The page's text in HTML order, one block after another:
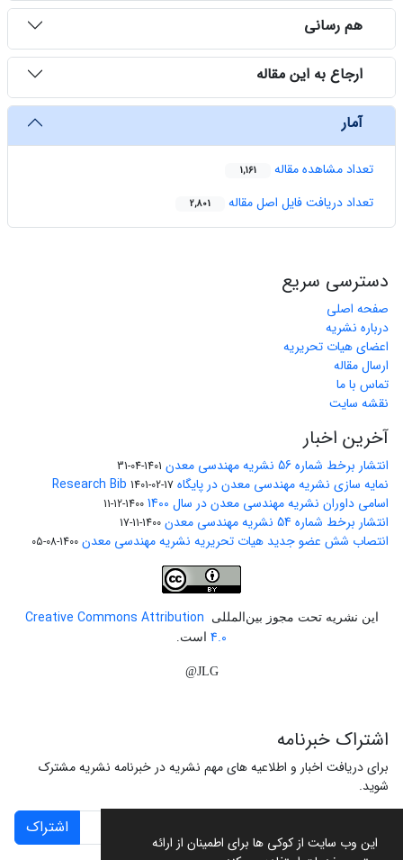
این وب سایت از کوکی ها برای اطمینان از ارائه
هم رسانی
ارجاع به این مقاله
آمار
تعداد مشاهده مقاله 1,161
تعداد دریافت فایل اصل مقاله 2,801
دسترسی سریع
صفحه اصلی
درباره نشریه
اعضای هیات تحریریه
ارسال مقاله
تماس با ما
نقشه سایت
آخرین اخبار
انتشار برخط شماره 56 نشریه مهندسی معدن 1401-04-31
نمایه سازی نشریه مهندسی معدن در پایگاه Research Bib 1401-02-17
اسامی داوران نشریه مهندسی معدن در سال 1400 1400-12-11
انتشار برخط شماره 54 نشریه مهندسی معدن 1400-11-17
انتصاب شش عضو جدید هیات تحریریه نشریه مهندسی معدن 1400-08-05
این نشریه تحت مجوز بین‌المللی
Creative Commons Attribution
4.0 است.
JLG@
اشتراک خبرنامه
برای دریافت اخبار و اطلاعیه های مهم نشریه در خبرنامه نشریه مشترک
شوید.
اشتراک